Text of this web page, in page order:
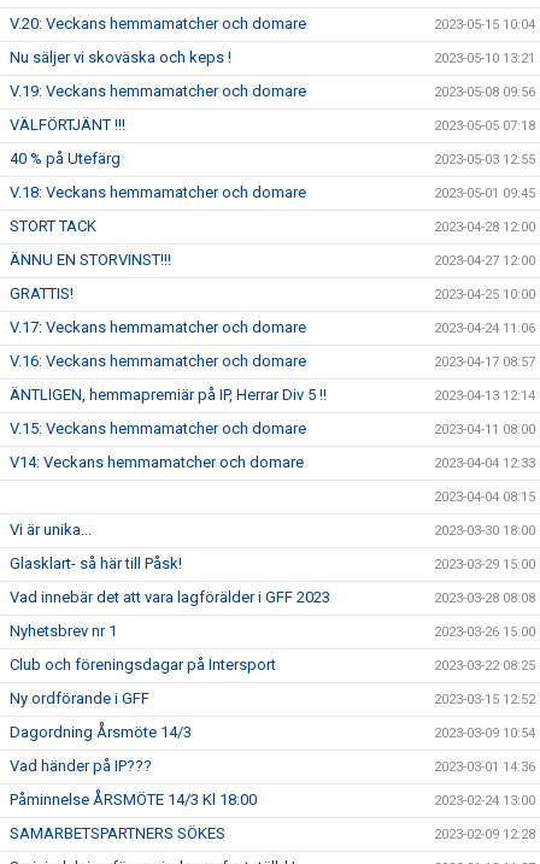
V.20: Veckans hemmamatcher och domare 2023-05-15 10:04
Nu säljer vi skoväska och keps ! 2023-05-10 13:21
V.19: Veckans hemmamatcher och domare 2023-05-08 09:56
VÄLFÖRTJÄNT !!! 2023-05-05 07:18
40 % på Utefärg 2023-05-03 12:55
V.18: Veckans hemmamatcher och domare 2023-05-01 09:45
STORT TACK 2023-04-28 12:00
ÄNNU EN STORVINST!!! 2023-04-27 12:00
GRATTIS! 2023-04-25 10:00
V.17: Veckans hemmamatcher och domare 2023-04-24 11:06
V.16: Veckans hemmamatcher och domare 2023-04-17 08:57
ÄNTLIGEN, hemmapremiär på IP, Herrar Div 5 !! 2023-04-13 12:14
V.15: Veckans hemmamatcher och domare 2023-04-11 08:00
V14: Veckans hemmamatcher och domare 2023-04-04 12:33
2023-04-04 08:15
Vi är unika... 2023-03-30 18:00
Glasklart- så här till Påsk! 2023-03-29 15:00
Vad innebär det att vara lagförälder i GFF 2023 2023-03-28 08:08
Nyhetsbrev nr 1 2023-03-26 15:00
Club och föreningsdagar på Intersport 2023-03-22 08:25
Ny ordförande i GFF 2023-03-15 12:52
Dagordning Årsmöte 14/3 2023-03-09 10:54
Vad händer på IP??? 2023-03-01 14:36
Påminnelse ÅRSMÖTE 14/3 Kl 18:00 2023-02-24 13:00
SAMARBETSPARTNERS SÖKES 2023-02-09 12:28